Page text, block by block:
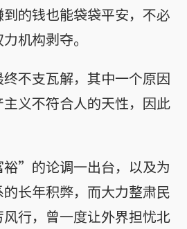
的钱也能袋袋平安，不必
机构剥夺。
终不支瓦解，其中一个原因
义不符合人的天性，因此
”的论调一出台，以及为
长年积弊，而大力整肃民
行，曾一度让外界担忧北